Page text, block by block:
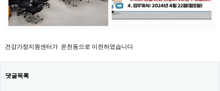
건강가정지원센터가 온천동으로 이전하였습니다
댓글목록